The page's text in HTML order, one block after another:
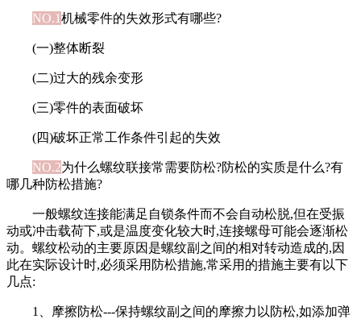
NO.1机械零件的失效形式有哪些?
(一)整体断裂
(二)过大的残余变形
(三)零件的表面破坏
(四)破坏正常工作条件引起的失效
NO.2为什么螺纹联接常需要防松?防松的实质是什么?有
哪几种防松措施?
一般螺纹连接能满足自锁条件而不会自动松脱,但在受振
动或冲击载荷下,或是温度变化较大时,连接螺母可能会逐渐松
动。螺纹松动的主要原因是螺纹副之间的相对转动造成的,因
此在实际设计时,必须采用防松措施,常采用的措施主要有以下
几点:
1、摩擦防松---保持螺纹副之间的摩擦力以防松,如添加弹